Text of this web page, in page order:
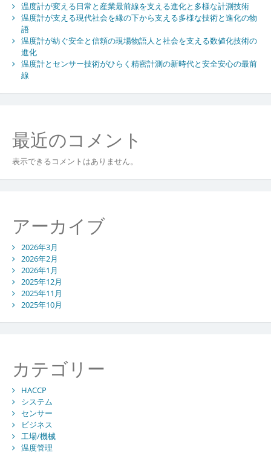
安
全
経
営
の
温度計が変える日常と産業最前線を支える進化と多様な計測技術
温度計が支える現代社会を縁の下から支える多様な技術と進化の物
語
温度計が紡ぐ安全と信頼の現場物語人と社会を支える数値化技術の
進化
温度計とセンサー技術がひらく精密計測の新時代と安全安心の最前
線
最近のコメント
表示できるコメントはありません。
アーカイブ
2026年3月
2026年2月
2026年1月
2025年12月
2025年11月
2025年10月
カテゴリー
HACCP
システム
センサー
ビジネス
工場/機械
温度管理